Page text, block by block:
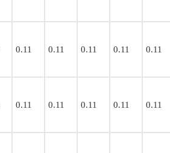
0.11 0.11 0.11 0.11 0.11
0.11 0.11 0.11 0.11 0.11